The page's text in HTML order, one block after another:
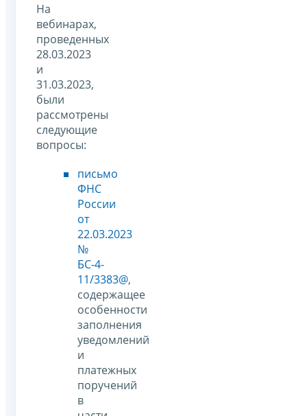
На
вебинарах,
проведенных
28.03.2023
и
31.03.2023,
были
рассмотрены
следующие
вопросы:
письмо
ФНС
России
от
22.03.2023
№
БС-4-
11/3383@,
содержащее
особенности
заполнения
уведомлений
и
платежных
поручений
в